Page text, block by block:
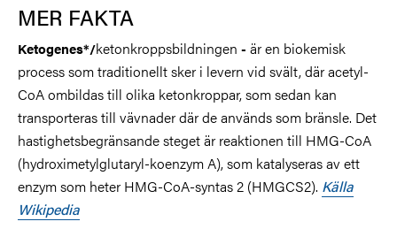
MER FAKTA
Ketogenes*/ketonkroppsbildningen - är en biokemisk
process som traditionellt sker i levern vid svält, där acetyl-
CoA ombildas till olika ketonkroppar, som sedan kan
transporteras till vävnader där de används som bränsle. Det
hastighetsbegränsande steget är reaktionen till HMG-CoA
(hydroximetylglutaryl-koenzym A), som katalyseras av ett
enzym som heter HMG-CoA-syntas 2 (HMGCS2). Källa
Wikipedia